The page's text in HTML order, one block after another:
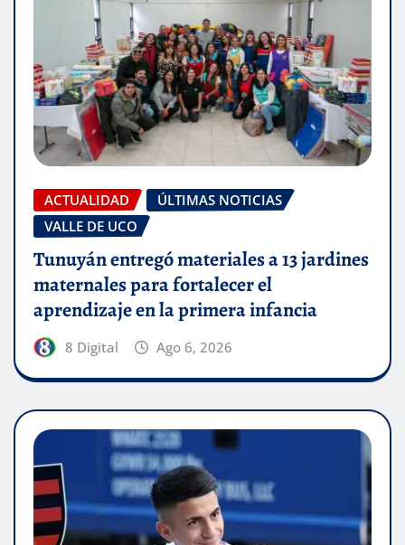
ACTUALIDAD
ÚLTIMAS NOTICIAS
VALLE DE UCO
Tunuyán entregó materiales a 13 jardines
maternales para fortalecer el
aprendizaje en la primera infancia
8 Digital Ago 6, 2026